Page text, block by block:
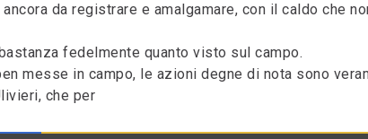
da registrare e amalgamare, con il caldo che
fedelmente quanto visto sul campo.
messe in campo, le azioni degne di nota sono
che per